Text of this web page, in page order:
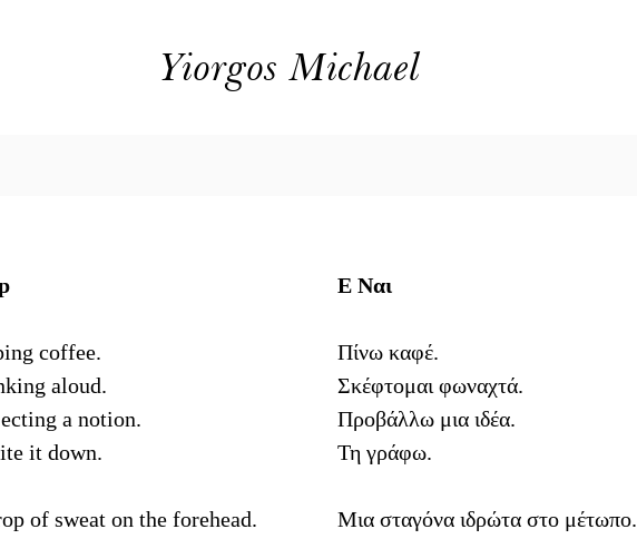
Yiorgos Michael
coffee.
aloud.
a notion.
it down.
of sweat on the forehead.
Ε Nαι
Πίνω καφέ.
Σκέφτομαι φωναχτά.
Προβάλλω μια ιδέα.
Τη γράφω.
Μια σταγόνα ιδρώτα στο μέτωπο.